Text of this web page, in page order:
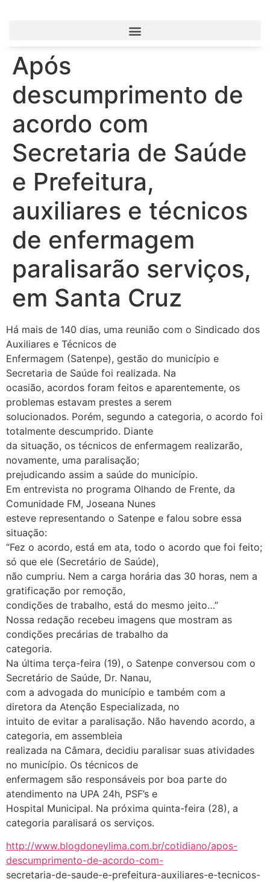
Após
descumprimento de
acordo com
Secretaria de Saúde
e Prefeitura,
auxiliares e técnicos
de enfermagem
paralisarão serviços,
em Santa Cruz
Há mais de 140 dias, uma reunião com o Sindicado dos
Auxiliares e Técnicos de
Enfermagem (Satenpe), gestão do município e
Secretaria de Saúde foi realizada. Na
ocasião, acordos foram feitos e aparentemente, os
problemas estavam prestes a serem
solucionados. Porém, segundo a categoria, o acordo foi
totalmente descumprido. Diante
da situação, os técnicos de enfermagem realizarão,
novamente, uma paralisação;
prejudicando assim a saúde do município.
Em entrevista no programa Olhando de Frente, da
Comunidade FM, Joseana Nunes
esteve representando o Satenpe e falou sobre essa
situação:
“Fez o acordo, está em ata, todo o acordo que foi feito;
só que ele (Secretário de Saúde),
não cumpriu. Nem a carga horária das 30 horas, nem a
gratificação por remoção,
condições de trabalho, está do mesmo jeito…”
Nossa redação recebeu imagens que mostram as
condições precárias de trabalho da
categoria.
Na última terça-feira (19), o Satenpe conversou com o
Secretário de Saúde, Dr. Nanau,
com a advogada do município e também com a
diretora da Atenção Especializada, no
intuito de evitar a paralisação. Não havendo acordo, a
categoria, em assembleia
realizada na Câmara, decidiu paralisar suas atividades
no município. Os técnicos de
enfermagem são responsáveis por boa parte do
atendimento na UPA 24h, PSF’s e
Hospital Municipal. Na próxima quinta-feira (28), a
categoria paralisará os serviços.
http://www.blogdoneylima.com.br/cotidiano/apos-
descumprimento-de-acordo-com-
secretaria-de-saude-e-prefeitura-auxiliares-e-tecnicos-